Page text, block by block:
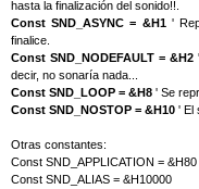
hasta la finalización del sonido!!.
Const SND_ASYNC = &H1'
finalice.
Const SND_NODEFAULT = &H2'
decir, no sonaría nada...
Const SND_LOOP = &H8 ' Se
Const SND_NOSTOP = &H10 ' El
Otras constantes:
Const SND_APPLICATION = &H80
Const SND_ALIAS = &H10000